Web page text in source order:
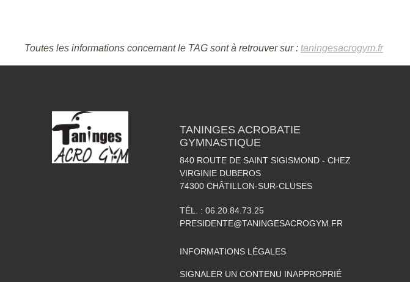
Toutes les informations concernant le TAG sont à retrouver sur : taningesacrogym.fr
TANINGES ACROBATIE
GYMNASTIQUE
840 ROUTE DE SAINT SIGISMOND - CHEZ
VIRGINIE DUBEROS
74300 CHÂTILLON-SUR-CLUSES
TÉL. : 06.20.84.73.25
PRESIDENTE@TANINGESACROGYM.FR
INFORMATIONS LÉGALES
SIGNALER UN CONTENU INAPPROPRIÉ